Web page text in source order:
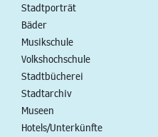
Stadtporträt
Bäder
Musikschule
Volkshochschule
Stadtbücherei
Stadtarchiv
Museen
Hotels/Unterkünfte